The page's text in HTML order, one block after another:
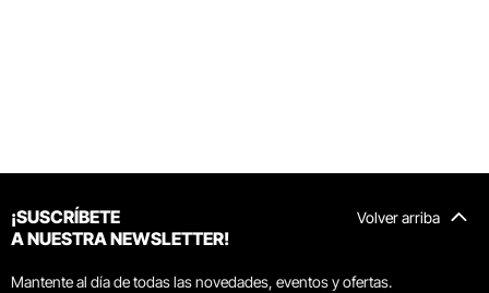
Volver arriba
¡SUSCRÍBETE
A NUESTRA NEWSLETTER!
Mantente al día de todas las novedades, eventos y ofertas.